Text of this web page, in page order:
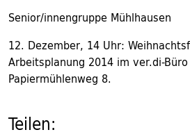
Senior/innengruppe Mühlhausen
12. Dezember, 14 Uhr:
Arbeitsplanung 2014 im ver.di-
Papiermühlenweg 8.
Teilen: